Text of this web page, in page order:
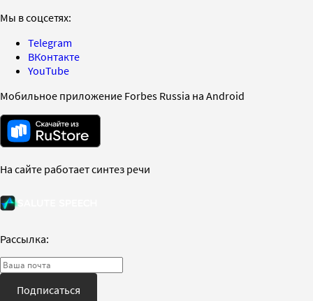
Мы в соцсетях:
Telegram
ВКонтакте
YouTube
Мобильное приложение Forbes Russia на Android
На сайте работает синтез речи
Рассылка:
Подписаться